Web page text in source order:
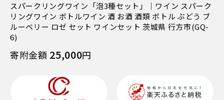
スパークリングワイン「泡3種セット」｜ワイン スパーク
リングワイン ボトルワイン 酒 お酒 酒類 ボトル ぶどう ブ
ルーベリー ロゼ セット ワインセット 茨城県 行方市(GQ-
6)
寄附金額 25,000円